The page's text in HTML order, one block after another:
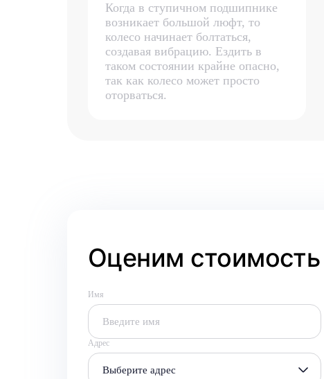
Когда в ступичном подшипнике
возникает большой люфт, то
колесо начинает болтаться,
создавая вибрацию. Ездить в
таком состоянии крайне опасно,
так как колесо может просто
оторваться.
Оценим
Имя
Адрес
Выберите адрес